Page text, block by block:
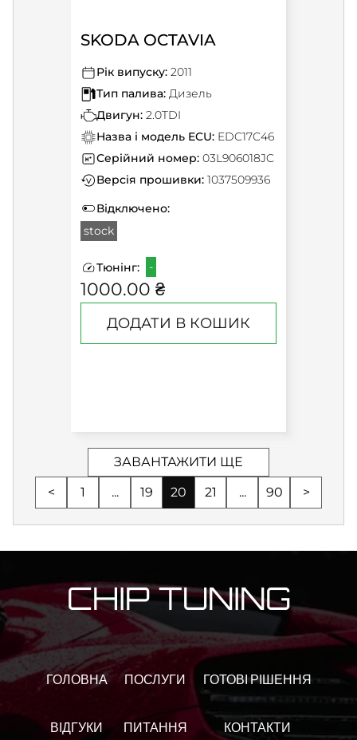
SKODA OCTAVIA
Рік випуску: 2011
Тип палива: Дизель
Двигун: 2.0TDI
Назва і модель ECU: EDC17C46
Серійний номер: 03L906018JC
Версія прошивки: 1037509936
Відключено:
stock
Тюнінг: -
1000.00 ₴
ДОДАТИ В КОШИК
ЗАВАНТАЖИТИ ЩЕ
<
1 ... 19 20 21 ... 90 >
CHIP TUNING
ГОЛОВНА ПОСЛУГИ ГОТОВІ РІШЕННЯ
ВІДГУКИ ПИТАННЯ КОНТАКТИ